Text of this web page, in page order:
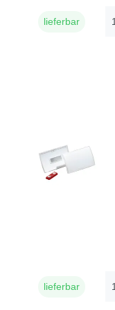
lieferbar
lieferbar